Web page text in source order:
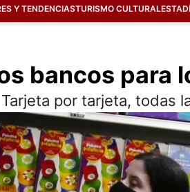
Y TENDENCIASTURISMO CULTURAL
bancos para
por tarjeta, todas